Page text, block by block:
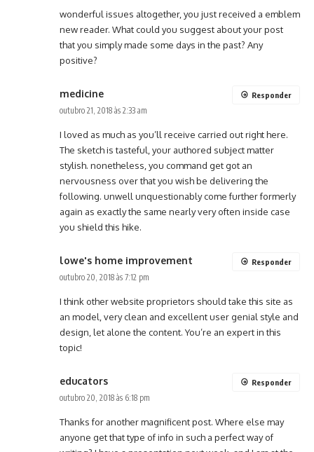
wonderful issues altogether, you just received a emblem
new reader. What could you suggest about your post
that you simply made some days in the past? Any
positive?
medicine
outubro 21, 2018 às 2:33 am
I loved as much as you’ll receive carried out right here.
The sketch is tasteful, your authored subject matter
stylish. nonetheless, you command get got an
nervousness over that you wish be delivering the
following. unwell unquestionably come further formerly
again as exactly the same nearly very often inside case
you shield this hike.
Responder
lowe's home improvement
outubro 20, 2018 às 7:12 pm
I think other website proprietors should take this site as
an model, very clean and excellent user genial style and
design, let alone the content. You’re an expert in this
topic!
Responder
educators
outubro 20, 2018 às 6:18 pm
Thanks for another magnificent post. Where else may
anyone get that type of info in such a perfect way of
Responder